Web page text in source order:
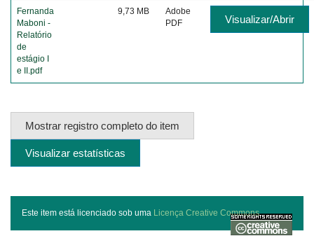
Fernanda
Maboni -
Relatório
de
estágio I
e II.pdf
9,73 MB
Adobe
PDF
Visualizar/Abrir
Mostrar registro completo do item
Visualizar estatísticas
Este item está licenciado sob uma Licença Creative Commons